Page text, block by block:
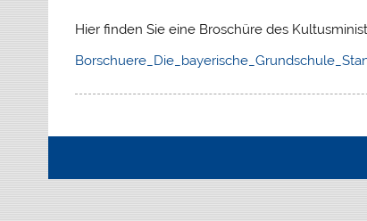
Hier finden Sie eine Broschüre des